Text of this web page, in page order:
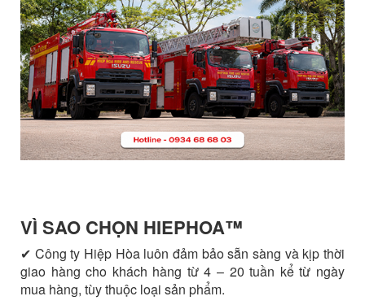
VÌ SAO CHỌN HIEPHOA™️
✔ Công ty Hiệp Hòa luôn đảm bảo sẵn sàng và kịp thời
giao hàng cho khách hàng từ 4 – 20 tuần kể từ ngày
mua hàng, tùy thuộc loại sản phẩm.